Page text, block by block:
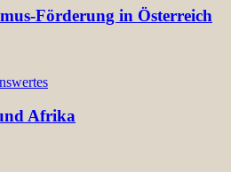
Förderung in Österreich
Afrika